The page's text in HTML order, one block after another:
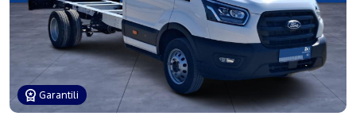
Garantili